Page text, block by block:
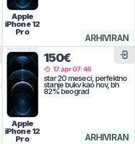
ARHIVIRAN
Apple
iPhone 12
Pro
ARHIVIRAN
#rdxk94m8w7
Apple
iPhone 12
Pro
150€
17.apr 07:46
star 20 meseci, perfektno
stanje bukv kao nov, bh
82% beograd